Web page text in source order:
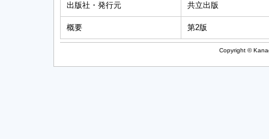
出版社・発行元 共立出版
概要 第2版
Copyright ©